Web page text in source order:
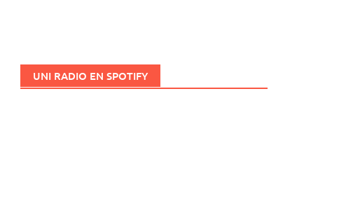
UNI RADIO EN SPOTIFY